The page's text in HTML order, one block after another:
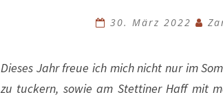
30. März 2022
Dieses Jahr freue ich mich nicht nur im
zu tuckern, sowie am Stettiner Haff mit